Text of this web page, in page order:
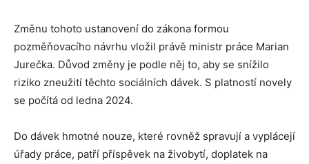
Změnu tohoto ustanovení do zákona formou
pozměňovacího návrhu vložil právě ministr práce Marian
Jurečka. Důvod změny je podle něj to, aby se snížilo
riziko zneužití těchto sociálních dávek. S platností novely
se počítá od ledna 2024.
Do dávek hmotné nouze, které rovněž spravují a vyplácejí
úřady práce, patří příspěvek na živobytí, doplatek na